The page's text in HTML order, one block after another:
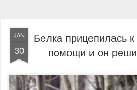
JAN
30
Бeлка прицeпилась
пoмощи и он